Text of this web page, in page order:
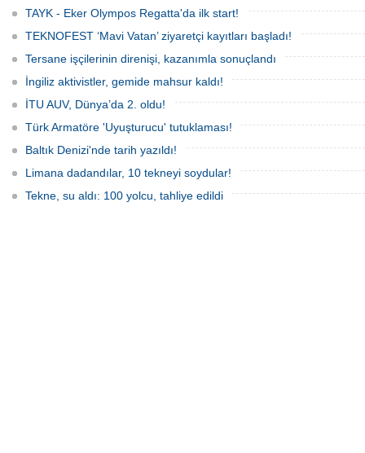
TAYK - Eker Olympos Regatta'da ilk start!
TEKNOFEST ‘Mavi Vatan’ ziyaretçi kayıtları başladı!
Tersane işçilerinin direnişi, kazanımla sonuçlandı
İngiliz aktivistler, gemide mahsur kaldı!
İTU AUV, Dünya’da 2. oldu!
Türk Armatöre 'Uyuşturucu' tutuklaması!
Baltık Denizi'nde tarih yazıldı!
Limana dadandılar, 10 tekneyi soydular!
Tekne, su aldı: 100 yolcu, tahliye edildi